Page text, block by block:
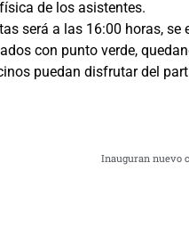
de los asistentes.
será a las 16:00 horas, se
con punto verde,
puedan disfrutar del
Inauguran nuevo